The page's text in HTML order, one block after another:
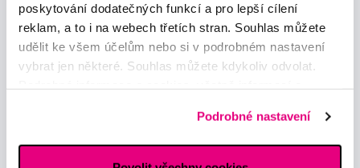
poskytování dodatečných funkcí a pro lepší cílení
reklam, a to i na webech třetích stran. Souhlas můžete
udělit ke všem účelům nebo si v podrobném nastavení
vybrat jen některé. Souhlas můžete kdykoliv odvolat.
Podrobné nastavení
Poradíme Vám